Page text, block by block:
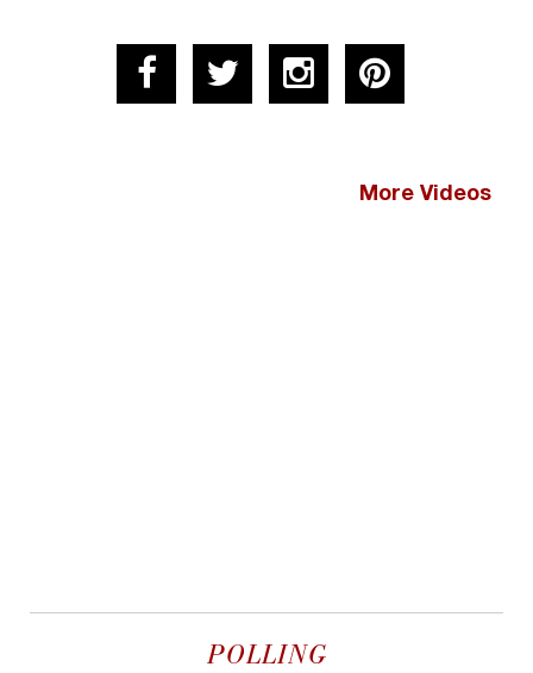
More Videos
POLLING